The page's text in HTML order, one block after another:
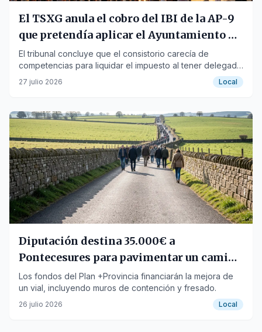
El TSXG anula el cobro del IBI de la AP-9
que pretendía aplicar el Ayuntamiento de
Valga
El tribunal concluye que el consistorio carecía de
competencias para liquidar el impuesto al tener delegada
la gestión.
27 julio 2026 Local
Diputación destina 35.000€ a
Pontecesures para pavimentar un camino
en Carreiras
Los fondos del Plan +Provincia financiarán la mejora de
un vial, incluyendo muros de contención y fresado.
26 julio 2026 Local